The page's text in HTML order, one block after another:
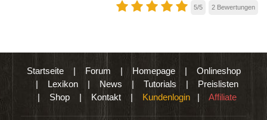
5/5 2 Bewertungen
Startseite| Forum | Homepage| Onlineshop
| Lexikon | News | Tutorials | Preislisten
| Shop | Kontakt | Kundenlogin | Affiliate